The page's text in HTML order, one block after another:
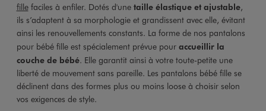
fillefaciles à enfiler. Dotés d'une taille élastique et ajustable,
ils s’adaptent à sa morphologie et grandissent avec elle, évitant
ainsi les renouvellements constants. La forme de nos pantalons
pour bébé fille est spécialement prévue pour accueillir la
couche de bébé. Elle garantit ainsi à votre toute-petite une
liberté de mouvement sans pareille. Les pantalons bébé fille se
déclinent dans des formes plus ou moins loose à choisir selon
vos exigences de style.